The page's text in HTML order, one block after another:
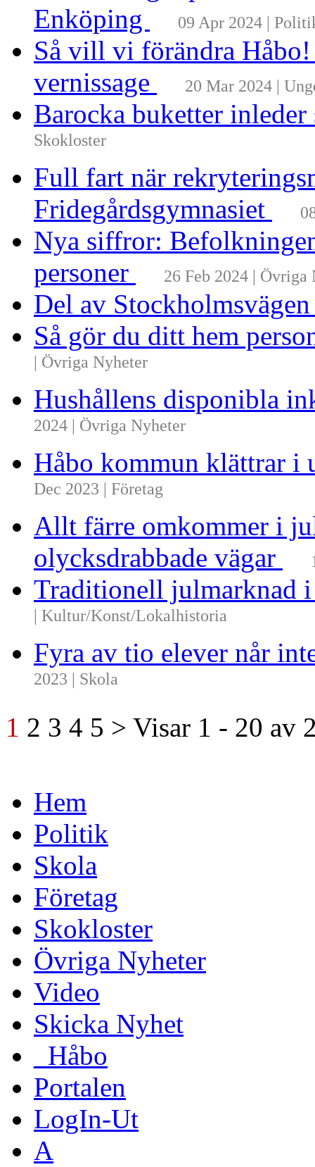
Enköping
09 Apr 2024 |
Så vill vi förändra
vernissage
20 Mar 2024 |
Barocka buketter
Skokloster
Full fart när
Fridegårdsgymnasiet
Nya siffror:
personer
26 Feb 2024 | Övriga
Del av
Så gör du ditt hem
| Övriga Nyheter
Hushållens disponibla
2024 | Övriga Nyheter
Håbo kommun klättrar i
Dec 2023 | Företag
Allt färre omkommer i
olycksdrabbade vägar
Traditionell julmarknad
| Kultur/Konst/Lokalhistoria
Fyra av tio elever når
2023 | Skola
1 2 3 4 5 > Visar 1 - 20 av
Hem
Politik
Skola
Företag
Skokloster
Övriga Nyheter
Video
Skicka Nyhet
_Håbo
Portalen
LogIn-Ut
A